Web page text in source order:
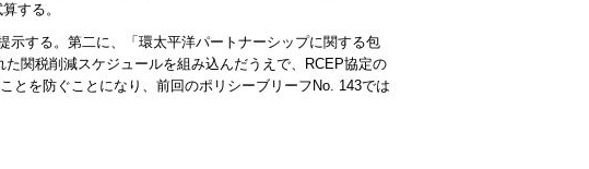
する。
する。第二に、「環太平洋パートナーシップに関する包
関税削減スケジュールを組み込んだうえで、RCEP協定の
とを防ぐことになり、前回のポリシーブリーフNo. 143では